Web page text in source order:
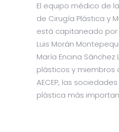
El equipo médico de
de Cirugía Plástica y
está capitaneado por
Luis Morán
María Encina Sánchez
plásticos y miembros
AECEP, las
plástica más